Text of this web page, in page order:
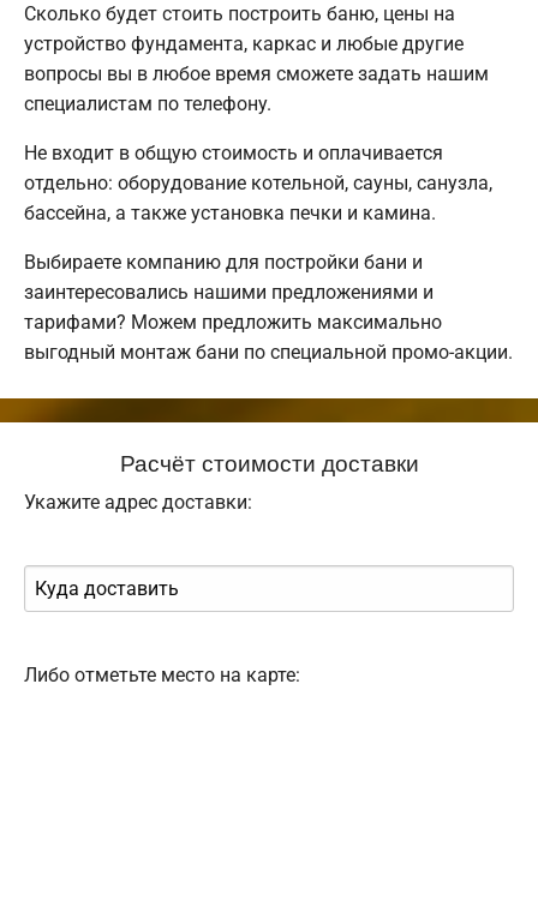
Сколько будет стоить построить баню, цены на
устройство фундамента, каркас и любые другие
вопросы вы в любое время сможете задать нашим
специалистам по телефону.
Не входит в общую стоимость и оплачивается
отдельно: оборудование котельной, сауны, санузла,
бассейна, а также установка печки и камина.
Выбираете компанию для постройки бани и
заинтересовались нашими предложениями и
тарифами? Можем предложить максимально
выгодный монтаж бани по специальной промо-акции.
Расчёт стоимости доставки
Укажите адрес доставки:
Либо отметьте место на карте: